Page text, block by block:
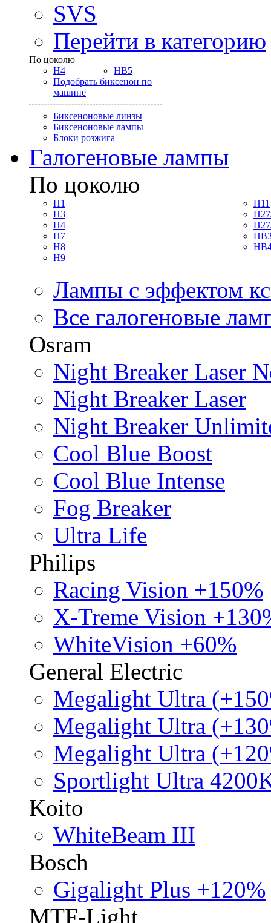
SVS
Перейти в категорию
По цоколю
H4
HB5
Подобрать биксенон по
машине
Биксеноновые линзы
Биксеноновые лампы
Блоки розжига
Галогеновые лампы
По цоколю
H1
H3
H4
H7
H8
H9
H11
Лампы с эффектом
Все галогеновые
Osram
Night Breaker Laser
Night Breaker Laser
Night Breaker
Cool Blue Boost
Cool Blue Intense
Fog Breaker
Ultra Life
Philips
Racing Vision +150%
X-Treme Vision
WhiteVision +60%
General Electric
Megalight Ultra
Megalight Ultra
Megalight Ultra
Sportlight Ultra
Koito
WhiteBeam III
Bosch
Gigalight Plus +120%
MTF-Light